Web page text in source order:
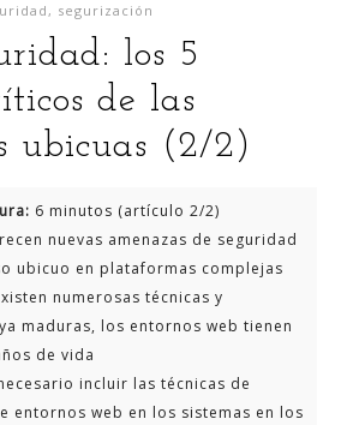
, segurización
los 5
de las
ubicuas (2/2)
6 minutos (artículo 2/2)
nuevas amenazas de seguridad
ubicuo en plataformas complejas
numerosas técnicas y
maduras, los entornos web tienen
de vida
incluir las técnicas de
entornos web en los sistemas en los